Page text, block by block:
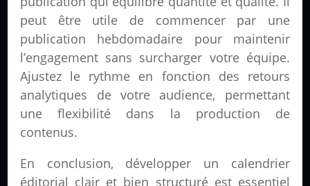
peut être utile de commencer par une
publication hebdomadaire pour maintenir
l’engagement sans surcharger votre équipe.
Ajustez le rythme en fonction des retours
analytiques de votre audience, permettant
une flexibilité dans la production de
contenus.
En conclusion, développer un calendrier
éditorial clair et bien structuré est essentiel